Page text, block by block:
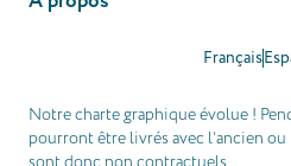
Français
Notre charte graphique évolue !
pourront être livrés avec l’ancien